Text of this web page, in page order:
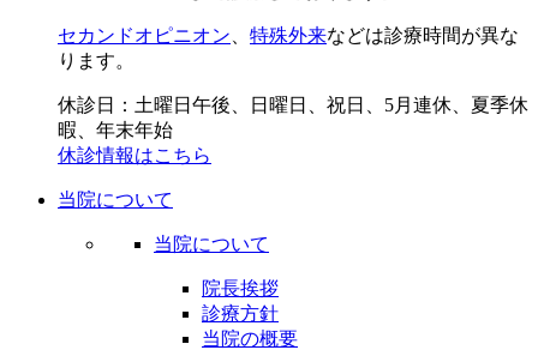
セカンドオピニオン 特殊外来などは診療時間が異な
ります。
休診日：土曜日午後、日曜日、祝日、5月連休、夏季休
暇、年末年始
休診情報はこちら
当院について
当院について
院長挨拶
診療方針
当院の概要